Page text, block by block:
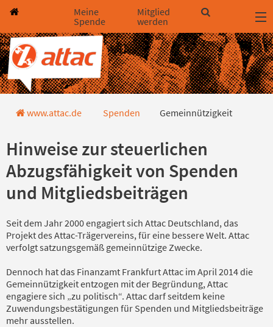
Direkt zum Hauptinhalt springen
Direkt zur Haupt-Navigation springen
Direkt zur Service-Navigation springen
Direkt zur Footer-Navigation springen
Direkt zum Footerinhalt springen
Meine
Spende
Mitglied
werden
Gemeinnützigkeit
www.attac.de Spenden Gemeinnützigkeit
Hinweise zur steuerlichen
Abzugsfähigkeit von Spenden
und Mitgliedsbeiträgen
Seit dem Jahr 2000 engagiert sich Attac Deutschland, das
Projekt des Attac-Trägervereins, für eine bessere Welt. Attac
verfolgt satzungsgemäß gemeinnützige Zwecke.
Dennoch hat das Finanzamt Frankfurt Attac im April 2014 die
Gemeinnützigkeit entzogen mit der Begründung, Attac
engagiere sich „zu politisch“. Attac darf seitdem keine
Zuwendungsbestätigungen für Spenden und Mitgliedsbeiträge
mehr ausstellen.